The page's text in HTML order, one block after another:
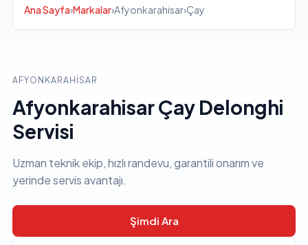
Ana Sayfa›Markalar›Afyonkarahisar›Çay
AFYONKARAHISAR
Afyonkarahisar Çay Delonghi
Servisi
Uzman teknik ekip, hızlı randevu, garantili onarım ve
yerinde servis avantajı.
Şimdi Ara